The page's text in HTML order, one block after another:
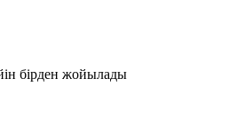
бірден жойылады